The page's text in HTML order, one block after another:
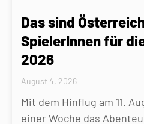
Das sind
SpielerInnen für
2026
August 4, 2026
Mit dem Hinflug am 11.
einer Woche das